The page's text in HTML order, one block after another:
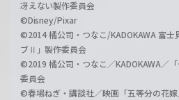
冴えない製作委員会
©Disney/Pixar
©2014 橘公司・つなこ/KADOKAWA 富士
ブⅡ」製作委員会
©2019 橘公司・つなこ／KADOKAWA／
委員会
©春場ねぎ・講談社／映画「五等分の花嫁